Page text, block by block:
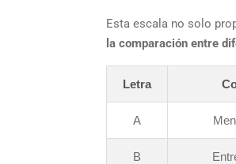
Esta escala no solo
la comparación entre
Letra
A
B